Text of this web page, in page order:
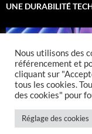
UNE DURABILITÉ
Nous utilisons des
référencement et
cliquant sur
tous les cookies.
des cookies" pour
Réglage des cookies